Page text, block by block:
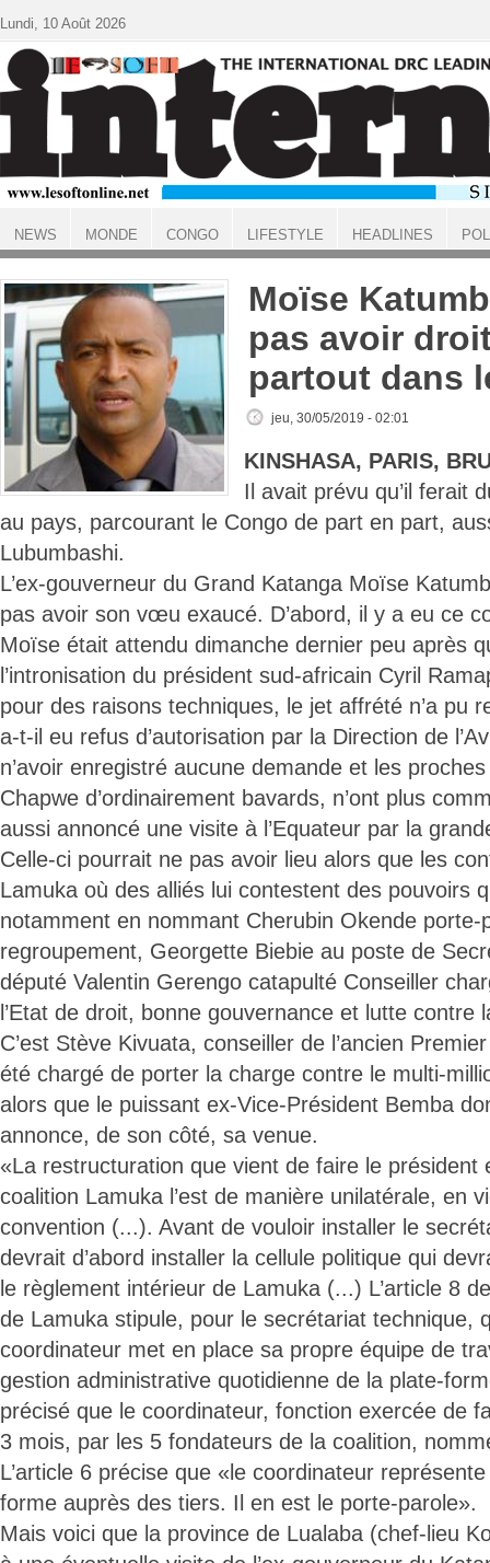
ACCUEIL
Moïse
pas avoir
partout dans
jeu, 30/05/2019 - 02:01
KINSHASA, PARIS,
Il avait prévu qu’il ferait
au pays, parcourant le Congo de part en part,
Lubumbashi.
L’ex-gouverneur du Grand Katanga Moïse
pas avoir son vœu exaucé. D’abord, il y a eu ce
Moïse était attendu dimanche dernier peu après
l’intronisation du président sud-africain Cyril
pour des raisons techniques, le jet affrété n’a pu
a-t-il eu refus d’autorisation par la Direction de
n’avoir enregistré aucune demande et les
Chapwe d’ordinairement bavards, n’ont plus
aussi annoncé une visite à l’Equateur par la
Celle-ci pourrait ne pas avoir lieu alors que les
Lamuka où des alliés lui contestent des pouvoirs
notamment en nommant Cherubin Okende porte-
regroupement, Georgette Biebie au poste de
député Valentin Gerengo catapulté Conseiller
l’Etat de droit, bonne gouvernance et lutte contre
C’est Stève Kivuata, conseiller de l’ancien
été chargé de porter la charge contre le multi-
alors que le puissant ex-Vice-Président Bemba
annonce, de son côté, sa venue.
«La restructuration que vient de faire le président
coalition Lamuka l’est de manière unilatérale, en
convention (...). Avant de vouloir installer le
devrait d’abord installer la cellule politique qui
le règlement intérieur de Lamuka (...) L’article 8
de Lamuka stipule, pour le secrétariat technique,
coordinateur met en place sa propre équipe de
gestion administrative quotidienne de la plate-
précisé que le coordinateur, fonction exercée de
3 mois, par les 5 fondateurs de la coalition,
L’article 6 précise que «le coordinateur
forme auprès des tiers. Il en est le porte-parole».
Mais voici que la province de Lualaba (chef-lieu
Lundi, 10 Août 2026
NEWS MONDE CONGO LIFESTYLE HEADLINES